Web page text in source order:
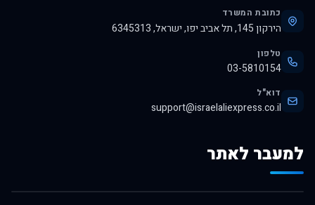
כתובת המשרד
הירקון 145, תל אביב יפו, ישראל, 6345313
טלפון
03-5810154
דוא"ל
support@israelaliexpress.co.il
למעבר לאתר
לרכישה באלי אקספרס